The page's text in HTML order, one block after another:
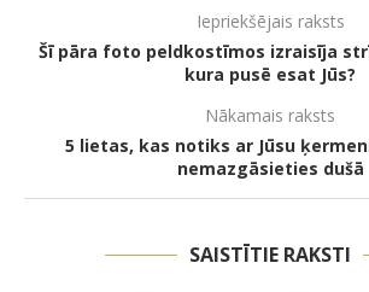
Iepriekšējais raksts
Šī pāra foto peldkostīmos izraisīja
kura pusē esat Jūs?
Nākamais raksts
5 lietas, kas notiks ar Jūsu
nemazgāsieties dušā
SAISTĪTIE RAKSTI